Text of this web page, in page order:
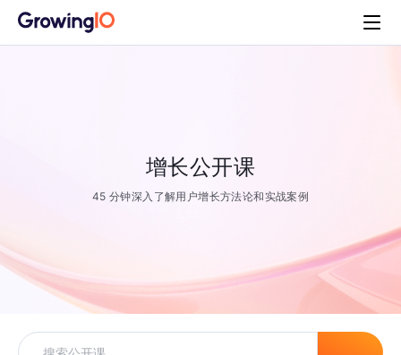
增长公开课
45 分钟深入了解用户增长方法论和实战案例